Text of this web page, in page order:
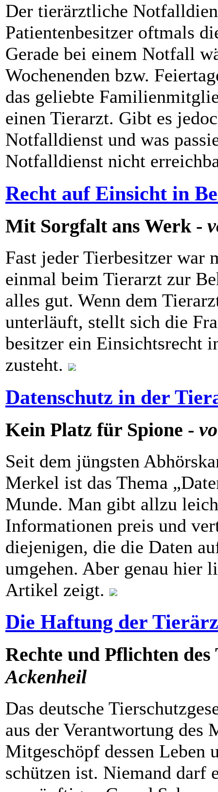
Der tierärztliche
Patientenbesitzer oftmals
Gerade bei einem Notfall
Wochenenden bzw.
das geliebte
einen Tierarzt. Gibt es
Notfalldienst und was
Notfalldienst nicht
Recht auf Einsicht in
Mit Sorgfalt ans Werk -
Fast jeder Tierbesitzer war
einmal beim Tierarzt zur
alles gut. Wenn dem
unterläuft, stellt sich die
besitzer ein Einsichtsrecht
zusteht.
Datenschutz in der
Kein Platz für Spione -
Seit dem jüngsten
Merkel ist das Thema
Munde. Man gibt allzu
Informationen preis und
diejenigen, die die Daten
umgehen. Aber genau hier
Artikel zeigt.
Die Haftung der
Rechte und Pflichten
Ackenheil
Das deutsche
aus der Verantwortung des
Mitgeschöpf dessen Leben
schützen ist. Niemand darf